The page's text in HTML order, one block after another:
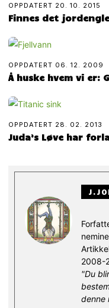
OPPDATERT 20. 10. 2015
Finnes det
OPPDATERT 06. 12. 2009
Å huske hvem vi er:
OPPDATERT 28. 02. 2013
Juda’s Løve har
2008-
"Du
denne